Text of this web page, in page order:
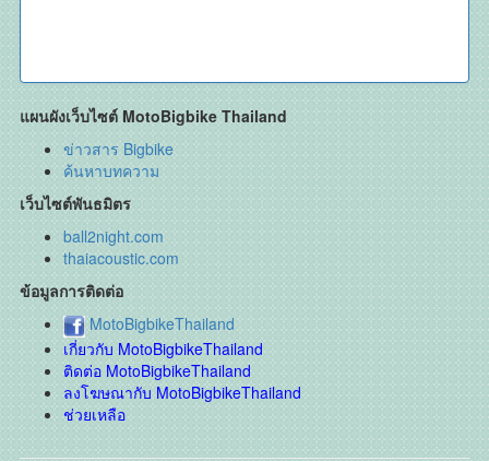
แผนผังเว็บไซต์ MotoBigbike Thailand
ข่าวสาร Bigbike
ค้นหาบทความ
เว็บไซต์พันธมิตร
ball2night.com
thaiacoustic.com
ข้อมูลการติดต่อ
MotoBigbikeThailand
เกี่ยวกับ MotoBigbikeThailand
ติดต่อ MotoBigbikeThailand
ลงโฆษณากับ MotoBigbikeThailand
ช่วยเหลือ